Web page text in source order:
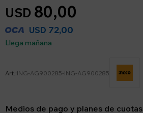
USD 80,00
USD 72,00
Llega mañana
ING-AG900285-ING-AG900285
Medios de pago y planes de cuotas